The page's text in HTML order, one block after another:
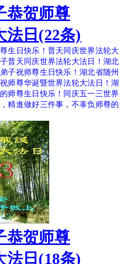
恭贺师尊
法日(22条)
生日快乐！普天同庆世界法轮大
普天同庆世界法轮大法日！湖北
子祝师尊生日快乐！湖北省随州
师尊华诞暨世界法轮大法日！湖
师尊生日快乐！同庆五一三世界
精進做好三件事，不辜负师尊的
恭贺师尊
法日(18条)